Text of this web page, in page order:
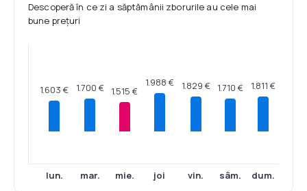
Descoperă în ce zi a săptămânii zborurile au cele mai
bune prețuri
1.603 €
lun.
1.700 €
mar.
1.515 €
mie.
1.988 €
joi
1.829 €
vin.
1.710 €
sâm.
1.811 €
dum.